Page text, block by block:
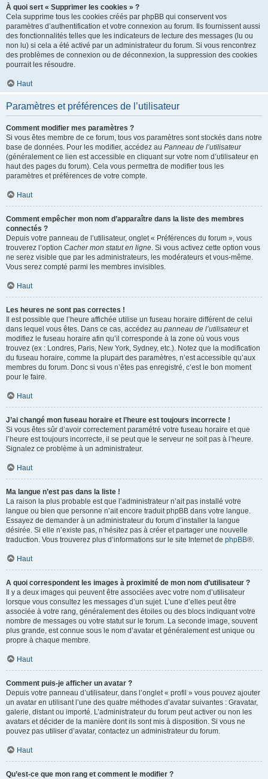
À quoi sert « Supprimer les cookies » ?
Cela supprime tous les cookies créés par phpBB qui conservent vos
paramètres d’authentification et votre connexion au forum. Ils fournissent aussi
des fonctionnalités telles que les indicateurs de lecture des messages (lu ou
non lu) si cela a été activé par un administrateur du forum. Si vous rencontrez
des problèmes de connexion ou de déconnexion, la suppression des cookies
pourrait les résoudre.
Haut
Paramètres et préférences de l’utilisateur
Comment modifier mes paramètres ?
Si vous êtes membre de ce forum, tous vos paramètres sont stockés dans notre
base de données. Pour les modifier, accédez au Panneau de l’utilisateur
(généralement ce lien est accessible en cliquant sur votre nom d’utilisateur en
haut des pages du forum). Cela vous permettra de modifier tous les
paramètres et préférences de votre compte.
Haut
Comment empêcher mon nom d’apparaître dans la liste des membres
connectés ?
Depuis votre panneau de l’utilisateur, onglet « Préférences du forum », vous
trouverez l’option Cacher mon statut en ligne. Si vous activez cette option vous
ne serez visible que par les administrateurs, les modérateurs et vous-même.
Vous serez compté parmi les membres invisibles.
Haut
Les heures ne sont pas correctes !
Il est possible que l’heure affichée utilise un fuseau horaire différent de celui
dans lequel vous êtes. Dans ce cas, accédez au panneau de l’utilisateuret
modifiez le fuseau horaire afin qu’il corresponde à la zone où vous vous
trouvez (ex : Londres, Paris, New York, Sydney, etc.). Notez que la modification
du fuseau horaire, comme la plupart des paramètres, n’est accessible qu’aux
membres du forum. Donc si vous n’êtes pas enregistré, c’est le bon moment
pour le faire.
Haut
J’ai changé mon fuseau horaire et l’heure est toujours incorrecte !
Si vous êtes sûr d’avoir correctement paramétré votre fuseau horaire et que
l’heure est toujours incorrecte, il se peut que le serveur ne soit pas à l’heure.
Signalez ce problème à un administrateur.
Haut
Ma langue n’est pas dans la liste !
La raison la plus probable est que l’administrateur n’ait pas installé votre
langue ou bien que personne n’ait encore traduit phpBB dans votre langue.
Essayez de demander à un administrateur du forum d’installer la langue
désirée. Si elle n’existe pas, n’hésitez pas à créer et partager une nouvelle
traduction. Vous trouverez plus d’informations sur le site Internet de phpBB®.
Haut
A quoi correspondent les images à proximité de mon nom d’utilisateur ?
Il y a deux images qui peuvent être associées avec votre nom d’utilisateur
lorsque vous consultez les messages d’un sujet. L’une d’elles peut être
associée à votre rang, généralement des étoiles ou des blocs indiquant votre
nombre de messages ou votre statut sur le forum. La seconde image, souvent
plus grande, est connue sous le nom d’avatar et généralement est unique ou
propre à chaque membre.
Haut
Comment puis-je afficher un avatar ?
Depuis votre panneau d’utilisateur, dans l’onglet « profil » vous pouvez ajouter
un avatar en utilisant l’une des quatre méthodes d’avatar suivantes : Gravatar,
galerie, distant ou importé. L’administrateur du forum peut activer ou non les
avatars et décider de la manière dont ils sont mis à disposition. Si vous ne
pouvez pas utiliser d’avatar, contactez un administrateur du forum.
Haut
Qu’est-ce que mon rang et comment le modifier ?